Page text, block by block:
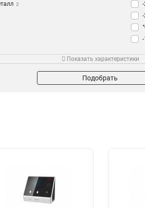
2
Сенсорный 6
Показать характеристики
Подобрать